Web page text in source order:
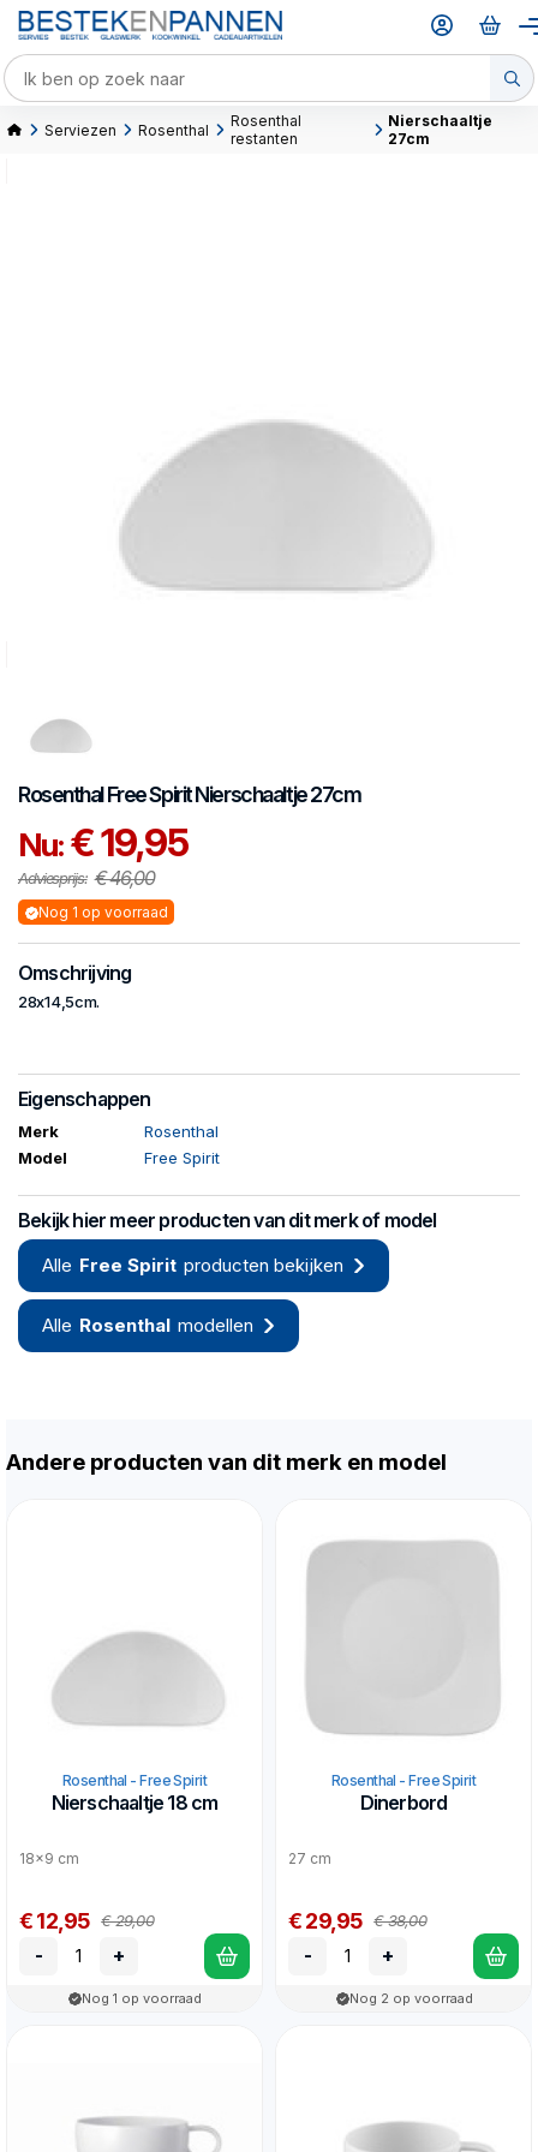
Serviezen Rosenthal
Rosenthal
restanten
Nierschaaltje
27cm
RosenthalFree SpiritNierschaaltje 27cm
Nu:€ 19,95
Adviesprijs: € 46,00
Nog 1 op voorraad
Omschrijving
28x14,5cm.
Eigenschappen
Merk
Rosenthal
Model
Free Spirit
Bekijk hier meer producten van dit merk of model
Alle Free Spirit producten bekijken
Alle Rosenthal modellen
Andere producten van dit merk en model
Rosenthal - Free Spirit
Nierschaaltje 18 cm
18x9 cm
€ 12,95 € 29,00
- +
Nog 1 op voorraad
Rosenthal - Free Spirit
Dinerbord
27 cm
€ 29,95 € 38,00
- +
Nog 2 op voorraad